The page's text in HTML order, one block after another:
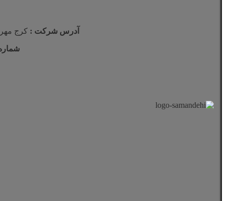
آدرس شرکت : كرج مهرشهر فاز ١ نبش خيابان ١١٣